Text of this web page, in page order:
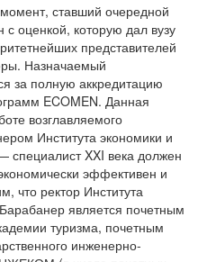
ставший очередной
с оценкой, которую дал вузу
представителей
Назначаемый
за полную аккредитацию
ECOMEN. Данная
возглавляемого
Института экономики и
специалист XXI века должен
эффективен и
что ректор Института
является почетным
туризма, почетным
инженерно-